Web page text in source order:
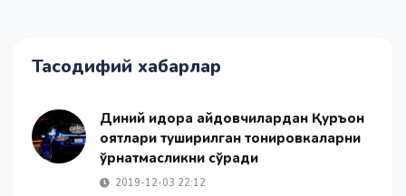
Тасодифий хабарлар
Диний идора ҳайдовчилардан Қуръон
оятлари туширилган тонировкаларни
ўрнатмасликни сўради
2019-12-03 22:12